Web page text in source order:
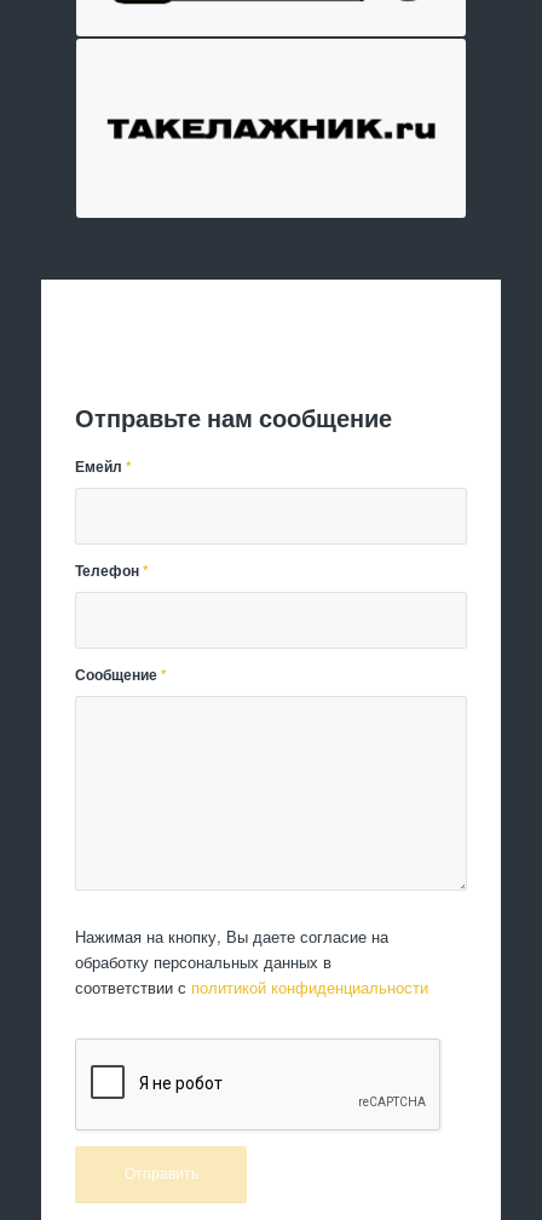
Отправьте нам сообщение
Емейл*
Телефон*
Сообщение*
Нажимая на кнопку, Вы даете согласие на
обработку персональных данных в
соответствии с политикой конфиденциальности